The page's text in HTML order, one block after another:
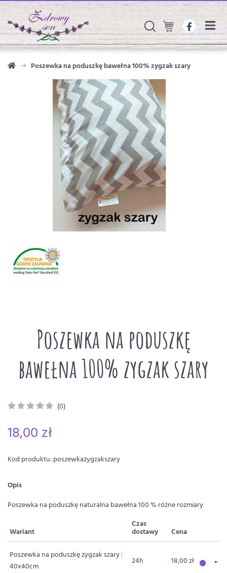
Poszewka na poduszkę bawełna 100% zygzak szary
Poszewka na poduszkę
bawełna 100% zygzak szary
(0)
18,00 zł
Kod produktu: poszewkazygzakszary
Opis
Poszewka na poduszkę naturalna bawełna 100 % różne rozmiary
Wariant
Czas
dostawy
Cena
Poszewka na poduszkę zygzak szary|
40x40cm
24h 18,00 zł